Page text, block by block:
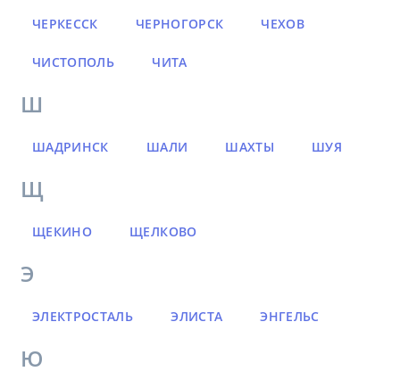
ЧЕРКЕССК ЧЕРНОГОРСК ЧЕХОВ
ЧИСТОПОЛЬ ЧИТА
Ш
ШАДРИНСК ШАЛИ ШАХТЫ ШУЯ
Щ
ЩЕКИНО ЩЕЛКОВО
Э
ЭЛЕКТРОСТАЛЬ ЭЛИСТА ЭНГЕЛЬС
Ю